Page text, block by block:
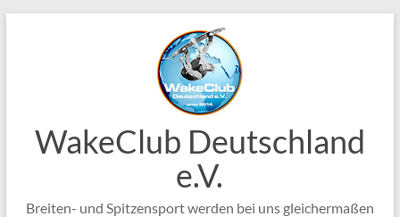
WakeClub Deutschland
e.V.
Breiten- und Spitzensport werden bei uns gleichermaßen